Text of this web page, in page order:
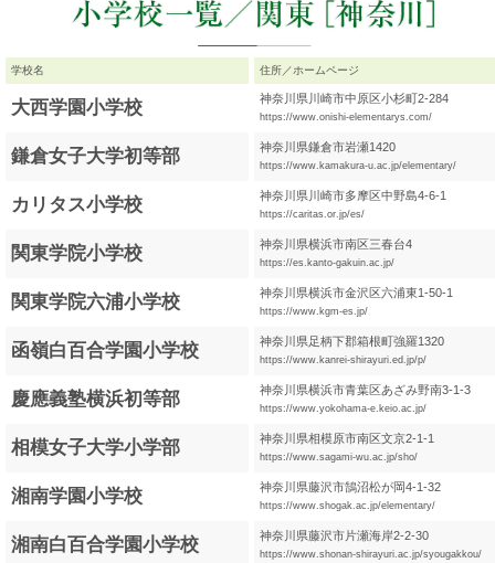
学校名 住所／ホームページ
大西学園小学校 神奈川県川崎市中原区小杉町2-284
https://www.onishi-elementarys.com/
鎌倉女子大学初等部 神奈川県鎌倉市岩瀬1420
https://www.kamakura-u.ac.jp/elementary/
カリタス小学校 神奈川県川崎市多摩区中野島4-6-1
https://caritas.or.jp/es/
関東学院小学校 神奈川県横浜市南区三春台4
https://es.kanto-gakuin.ac.jp/
関東学院六浦小学校 神奈川県横浜市金沢区六浦東1-50-1
https://www.kgm-es.jp/
函嶺白百合学園小学校 神奈川県足柄下郡箱根町強羅1320
https://www.kanrei-shirayuri.ed.jp/p/
慶應義塾横浜初等部 神奈川県横浜市青葉区あざみ野南3-1-3
https://www.yokohama-e.keio.ac.jp/
相模女子大学小学部 神奈川県相模原市南区文京2-1-1
https://www.sagami-wu.ac.jp/sho/
湘南学園小学校 神奈川県藤沢市鵠沼松が岡4-1-32
https://www.shogak.ac.jp/elementary/
湘南白百合学園小学校 神奈川県藤沢市片瀬海岸2-2-30
https://www.shonan-shirayuri.ac.jp/syougakkou/